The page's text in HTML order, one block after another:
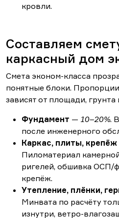
кровли.
Составляем
каркасный дом
Смета эконом-класса
понятные блоки.
зависят от площади,
Фундамент — 10–20%.
после инженерного
Каркас, плиты, крепёж
Пиломатериал
ригелей, обшивка ОСП/
крепёж.
Утепление, плёнки,
Минвата по расчёту
изнутри, ветро-